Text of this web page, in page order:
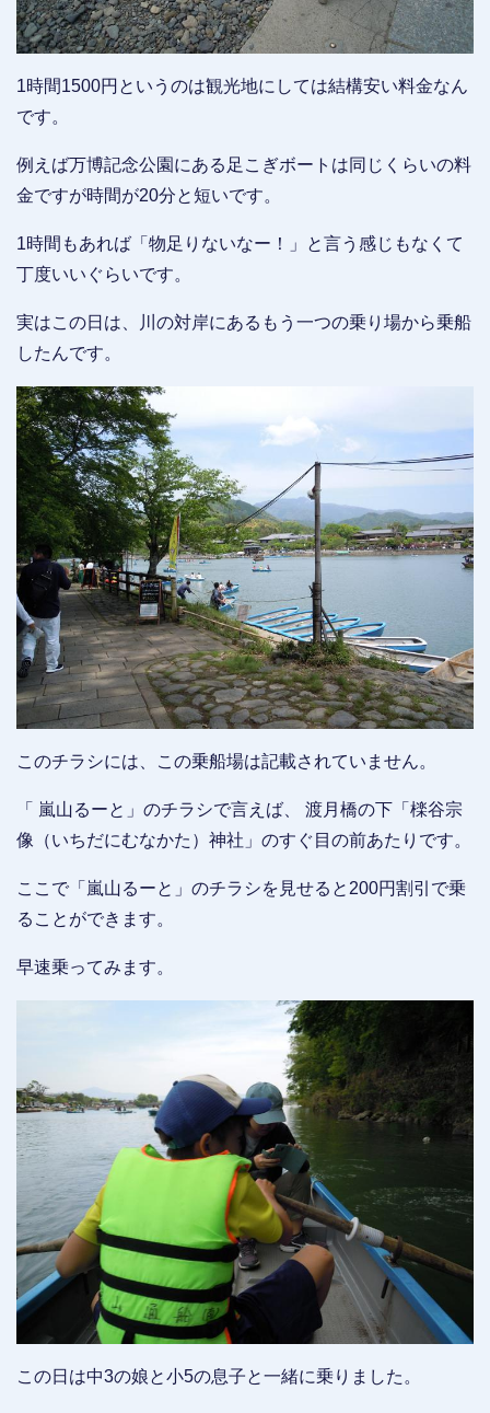
1時間1500円というのは観光地にしては結構安い料金なん
です。
例えば万博記念公園にある足こぎボートは同じくらいの料
金ですが時間が20分と短いです。
1時間もあれば「物足りないなー！」と言う感じもなくて
丁度いいぐらいです。
実はこの日は、川の対岸にあるもう一つの乗り場から乗船
したんです。
このチラシには、この乗船場は記載されていません。
「 嵐山るーと」のチラシで言えば、 渡月橋の下「檪谷宗
像（いちだにむなかた）神社」のすぐ目の前あたりです。
ここで「嵐山るーと」のチラシを見せると200円割引で乗
ることができます。
早速乗ってみます。
この日は中3の娘と小5の息子と一緒に乗りました。